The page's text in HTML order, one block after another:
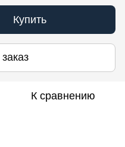
Купить
К сравнению